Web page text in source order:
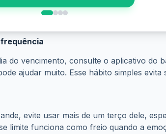
frequência
do vencimento, consulte o aplicativo do
ajudar muito. Esse hábito simples
limite funciona como freio quando a